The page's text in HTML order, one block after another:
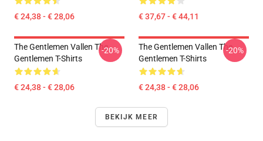
€ 24,38 - € 28,06 € 37,67 - € 44,11
The Gentlemen Vallen The
Gentlemen T-Shirts
€ 24,38 - € 28,06
-20%
The Gentlemen Vallen The
Gentlemen T-Shirts
€ 24,38 - € 28,06
-20%
BEKIJK MEER